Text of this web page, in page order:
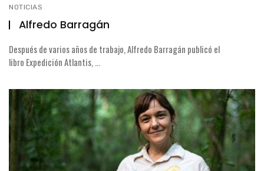
NOTICIAS
Alfredo Barragán
Después de varios años de trabajo, Alfredo Barragán publicó el
libro Expedición Atlantis, ...